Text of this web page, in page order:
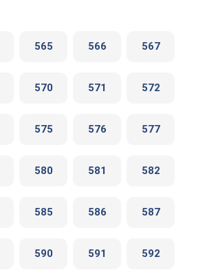
565 566 567
570 571 572
575 576 577
580 581 582
585 586 587
590 591 592